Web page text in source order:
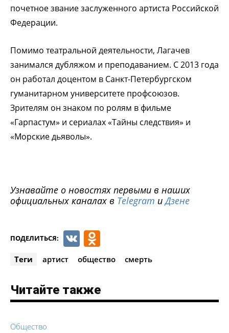
почетное звание заслуженного артиста Российской
Федерации.
Помимо театральной деятельности, Лагачев
занимался дубляжом и преподаванием. С 2013 года
он работал доцентом в Санкт-Петербургском
гуманитарном университете профсоюзов.
Зрителям он знаком по ролям в фильме
«Гарпастум» и сериалах «Тайны следствия» и
«Морские дьяволы».
Узнавайте о новостях первыми в наших
официальных каналах в Telegram иДзене
ПОДЕЛИТЬСЯ: VK
Теги артист общество смерть
Читайте также
Общество